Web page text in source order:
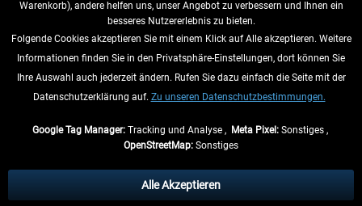
VERTRAG WIDERRUFEN
INFORMATIONEN
anders beschrieben.
** Gilt für Lieferungen innerhalb Deutschlands, Lieferzeiten für andere Länder
Warenkorb), andere helfen uns, unser Angebot zu verbessern und Ihnen ein
besseres Nutzererlebnis zu bieten.
Folgende Cookies akzeptieren Sie mit einem Klick auf Alle akzeptieren. Weitere
Informationen finden Sie in den Privatsphäre-Einstellungen, dort können Sie
Ihre Auswahl auch jederzeit ändern. Rufen Sie dazu einfach die Seite mit der
Datenschutzerklärung auf. Zu unseren Datenschutzbestimmungen.
Google Tag Manager:Tracking und Analyse , Meta Pixel:Sonstiges ,
OpenStreetMap: Sonstiges
Alle Akzeptieren